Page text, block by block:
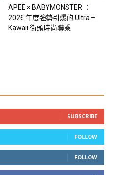
APEE × BABYMONSTER ：
2026 年度強勢引爆的 Ultra –
Kawaii 街頭時尚聯乘
SUBSCRIBE
FOLLOW
FOLLOW